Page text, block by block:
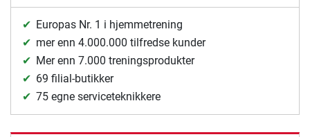
Europas Nr. 1 i hjemmetrening
mer enn 4.000.000 tilfredse kunder
Mer enn 7.000 treningsprodukter
69 filial-butikker
75 egne serviceteknikkere